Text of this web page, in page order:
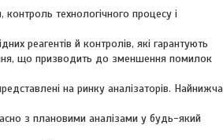
технологічного процесу і
реагентів й контролів, які гарантують
що призводить до зменшення помилок
на ринку аналізаторів. Найнижча
з плановими аналізами у будь-який